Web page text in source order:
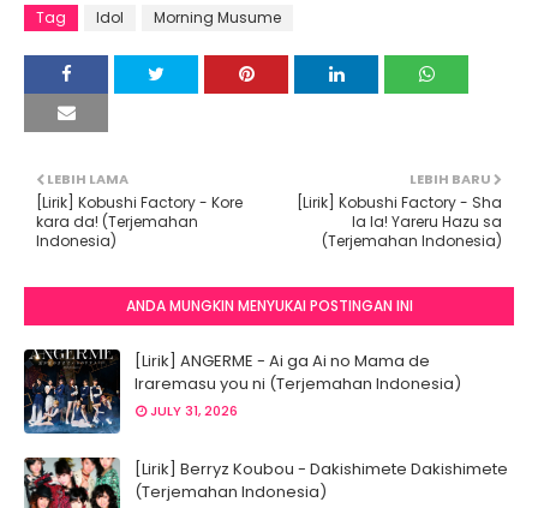
Tag Idol Morning Musume
LEBIH BARU
[Lirik] Kobushi Factory - Sha
la la! Yareru Hazu sa
(Terjemahan Indonesia)
LEBIH LAMA
[Lirik] Kobushi Factory - Kore
kara da! (Terjemahan
Indonesia)
ANDA MUNGKIN MENYUKAI POSTINGAN INI
[Lirik] ANGERME - Ai ga Ai no Mama de
Iraremasu you ni (Terjemahan Indonesia)
JULY 31, 2026
[Lirik] Berryz Koubou - Dakishimete Dakishimete
(Terjemahan Indonesia)